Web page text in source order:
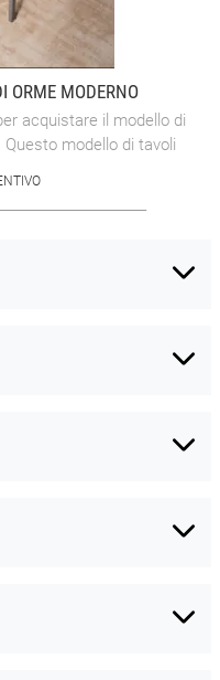
ORME MODERNO
acquistare il modello di
modello di tavoli